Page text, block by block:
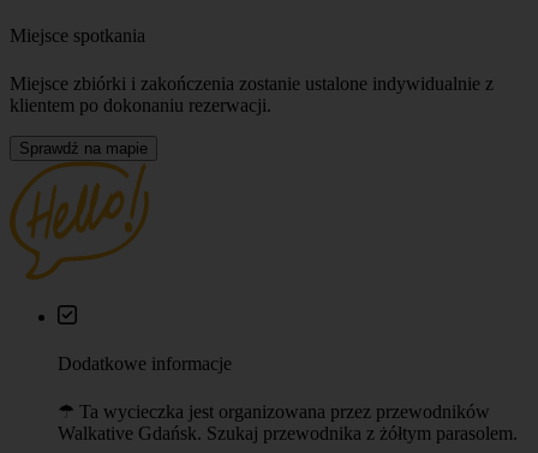
Miejsce spotkania
Miejsce zbiórki i zakończenia zostanie ustalone indywidualnie z
klientem po dokonaniu rezerwacji.
Sprawdź na mapie
Dodatkowe informacje
☂︎ Ta wycieczka jest organizowana przez przewodników
Walkative Gdańsk. Szukaj przewodnika z żółtym parasolem.